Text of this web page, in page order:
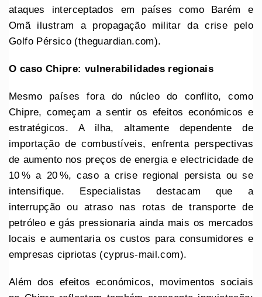
ataques interceptados em países como Barém e
Omã ilustram a propagação militar da crise pelo
Golfo Pérsico (theguardian.com).
O caso Chipre: vulnerabilidades regionais
Mesmo países fora do núcleo do conflito, como
Chipre, começam a sentir os efeitos económicos e
estratégicos. A ilha, altamente dependente de
importação de combustíveis, enfrenta perspectivas
de aumento nos preços de energia e electricidade de
10 % a 20 %, caso a crise regional persista ou se
intensifique. Especialistas destacam que a
interrupção ou atraso nas rotas de transporte de
petróleo e gás pressionaria ainda mais os mercados
locais e aumentaria os custos para consumidores e
empresas cipriotas (cyprus-mail.com).
Além dos efeitos económicos, movimentos sociais